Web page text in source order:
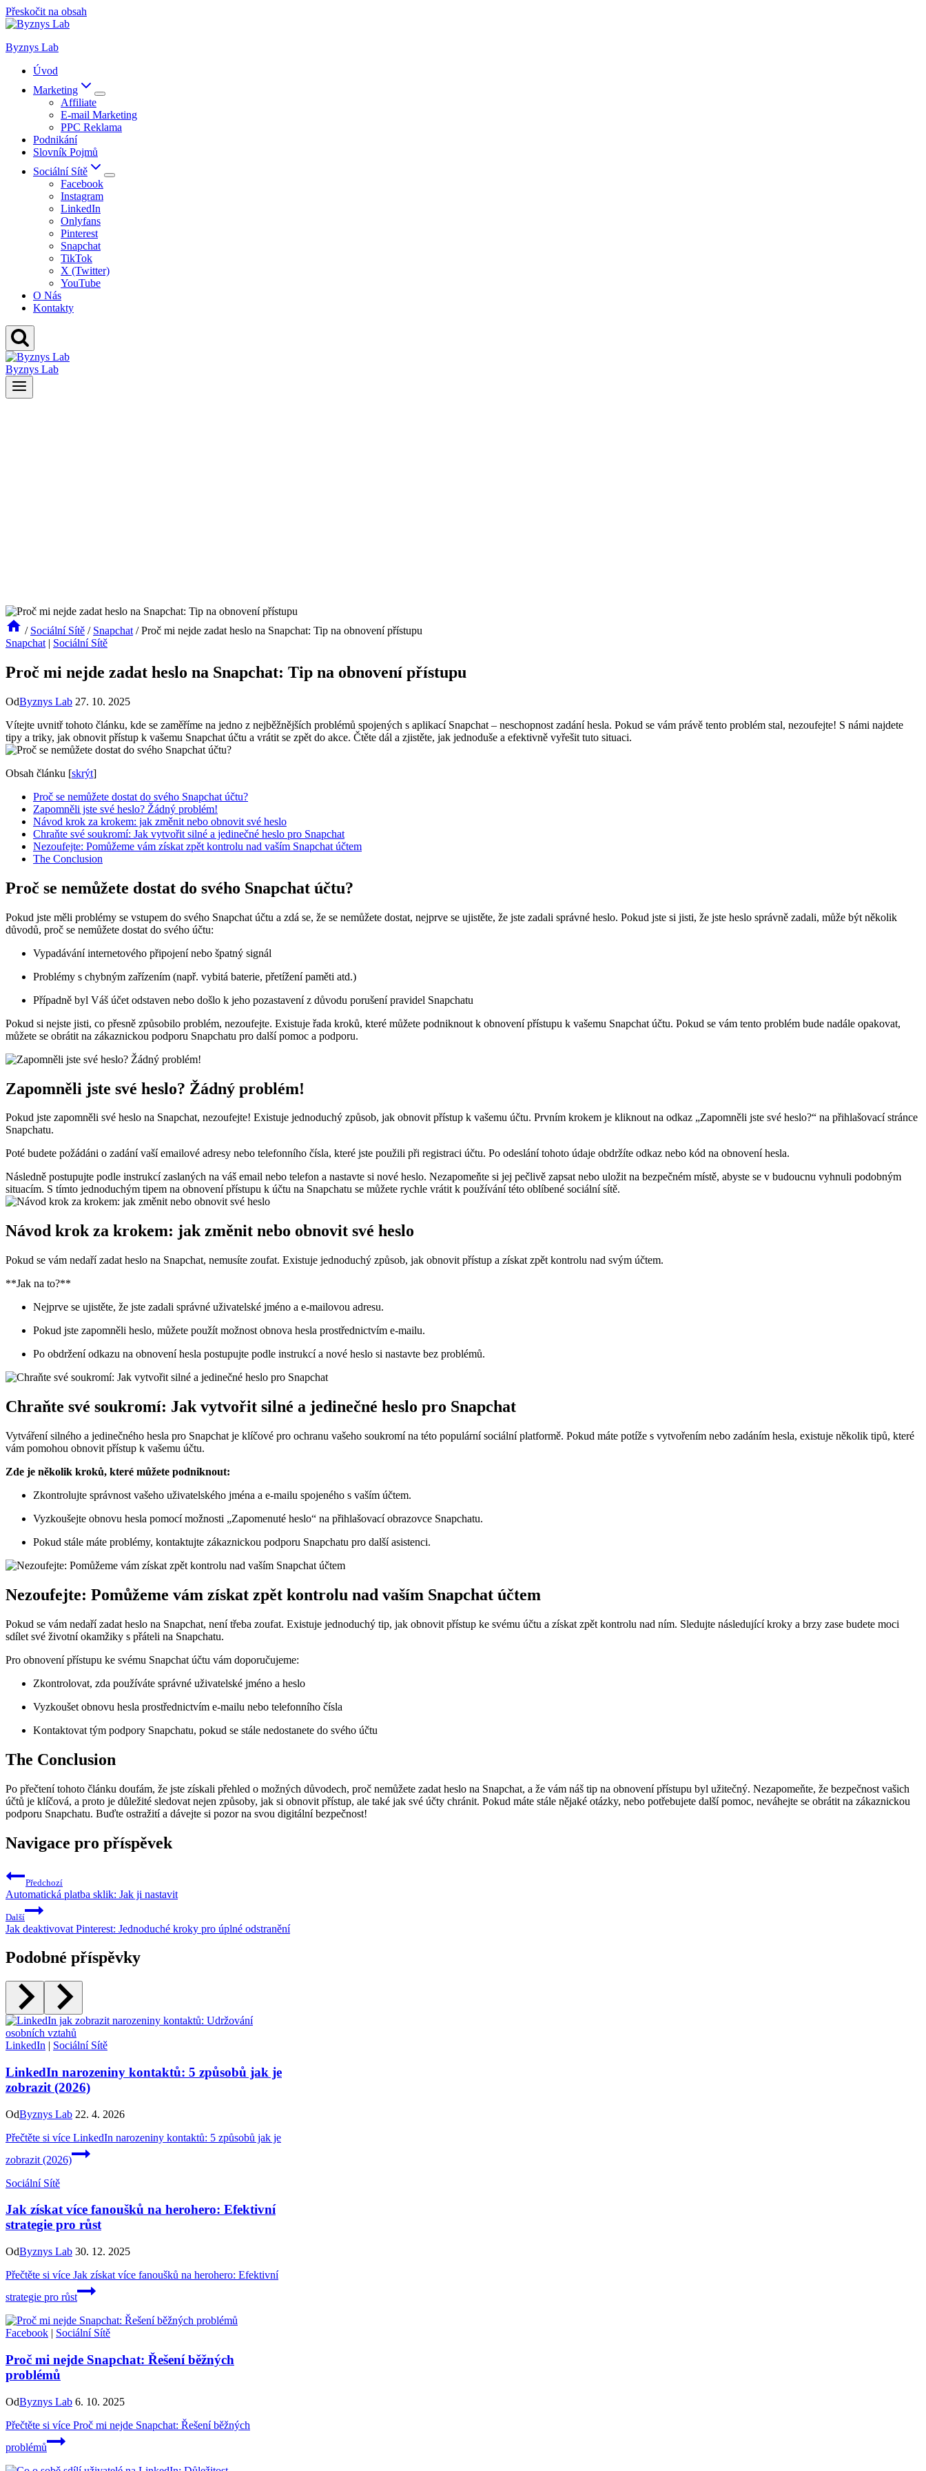
Přeskočit na obsah
Byznys Lab
Úvod
Marketing
Affiliate
E-mail Marketing
PPC Reklama
Podnikání
Slovník Pojmů
Sociální Sítě
Facebook
Instagram
LinkedIn
Onlyfans
Pinterest
Snapchat
TikTok
X (Twitter)
YouTube
O Nás
Kontakty
Byznys Lab
/ Sociální Sítě / Snapchat / Proč mi nejde zadat heslo na Snapchat: Tip na obnovení přístupu
Snapchat | Sociální Sítě
Proč mi nejde zadat heslo na Snapchat: Tip na obnovení přístupu
OdByznys Lab 27. 10. 2025
Vítejte uvnitř tohoto článku, kde se zaměříme na jedno z nejběžnějších problémů spojených s aplikací Snapchat – neschopnost zadání hesla. Pokud se vám právě tento problém stal, nezoufejte! S námi najdete
tipy a triky, jak obnovit přístup k vašemu Snapchat účtu a vrátit se zpět do akce. Čtěte dál a zjistěte, jak jednoduše a efektivně vyřešit tuto situaci.
Obsah článku [skrýt]
Proč se nemůžete dostat do svého Snapchat účtu?
Zapomněli jste své heslo? Žádný problém!
Návod krok za krokem: jak změnit nebo obnovit své heslo
Chraňte své soukromí: Jak vytvořit silné a jedinečné heslo pro Snapchat
Nezoufejte: Pomůžeme vám získat zpět kontrolu nad vaším Snapchat účtem
The Conclusion
Proč se nemůžete dostat do svého Snapchat účtu?
Pokud jste měli problémy se vstupem do svého Snapchat účtu a zdá se, že se nemůžete dostat, nejprve se ujistěte, že jste zadali správné heslo. Pokud jste si jisti, že jste heslo správně zadali, může být několik
důvodů, proč se nemůžete dostat do svého účtu:
Vypadávání internetového připojení nebo špatný signál
Problémy s chybným zařízením (např. vybitá baterie, přetížení paměti atd.)
Případně byl Váš účet odstaven nebo došlo k jeho pozastavení z důvodu porušení pravidel Snapchatu
Pokud si nejste jisti, co přesně způsobilo problém, nezoufejte. Existuje řada kroků, které můžete podniknout k obnovení přístupu k vašemu Snapchat účtu. Pokud se vám tento problém bude nadále opakovat,
můžete se obrátit na zákaznickou podporu Snapchatu pro další pomoc a podporu.
Zapomněli jste své heslo? Žádný problém!
Pokud jste zapomněli své heslo na Snapchat, nezoufejte! Existuje jednoduchý způsob, jak obnovit přístup k vašemu účtu. Prvním krokem je kliknout na odkaz „Zapomněli jste své heslo?“ na přihlašovací stránce
Snapchatu.
Poté budete požádáni o zadání vaší emailové adresy nebo telefonního čísla, které jste použili při registraci účtu. Po odeslání tohoto údaje obdržíte odkaz nebo kód na obnovení hesla.
Následně postupujte podle instrukcí zaslaných na váš email nebo telefon a nastavte si nové heslo. Nezapomeňte si jej pečlivě zapsat nebo uložit na bezpečném místě, abyste se v budoucnu vyhnuli podobným
situacím. S tímto jednoduchým tipem na obnovení přístupu k účtu na Snapchatu se můžete rychle vrátit k používání této oblíbené sociální sítě.
Návod krok za krokem: jak změnit nebo obnovit své heslo
Pokud se vám nedaří zadat heslo na Snapchat, nemusíte zoufat. Existuje jednoduchý způsob, jak obnovit přístup a získat zpět kontrolu nad svým účtem.
**Jak na to?**
Nejprve se ujistěte, že jste zadali správné uživatelské jméno a e-mailovou adresu.
Pokud jste zapomněli heslo, můžete použít možnost obnova hesla prostřednictvím e-mailu.
Po obdržení odkazu na obnovení hesla postupujte podle instrukcí a nové heslo si nastavte bez problémů.
Chraňte své soukromí: Jak vytvořit silné a jedinečné heslo pro Snapchat
Vytváření silného a jedinečného hesla pro Snapchat je klíčové pro ochranu vašeho soukromí na této populární sociální platformě. Pokud máte potíže s vytvořením nebo zadáním hesla, existuje několik tipů, které
vám pomohou obnovit přístup k vašemu účtu.
Zde je několik kroků, které můžete podniknout:
Zkontrolujte správnost vašeho uživatelského jména a e-mailu spojeného s vaším účtem.
Vyzkoušejte obnovu hesla pomocí možnosti „Zapomenuté heslo“ na přihlašovací obrazovce Snapchatu.
Pokud stále máte problémy, kontaktujte zákaznickou podporu Snapchatu pro další asistenci.
Nezoufejte: Pomůžeme vám získat zpět kontrolu nad vaším Snapchat účtem
Pokud se vám nedaří zadat heslo na Snapchat, není třeba zoufat. Existuje jednoduchý tip, jak obnovit přístup ke svému účtu a získat zpět kontrolu nad ním. Sledujte následující kroky a brzy zase budete moci
sdílet své životní okamžiky s přáteli na Snapchatu.
Pro obnovení přístupu ke svému Snapchat účtu vám doporučujeme:
Zkontrolovat, zda používáte správné uživatelské jméno a heslo
Vyzkoušet obnovu hesla prostřednictvím e-mailu nebo telefonního čísla
Kontaktovat tým podpory Snapchatu, pokud se stále nedostanete do svého účtu
The Conclusion
Po přečtení tohoto článku doufám, že jste získali přehled o možných důvodech, proč nemůžete zadat heslo na Snapchat, a že vám náš tip na obnovení přístupu byl užitečný. Nezapomeňte, že bezpečnost vašich
účtů je klíčová, a proto je důležité sledovat nejen způsoby, jak si obnovit přístup, ale také jak své účty chránit. Pokud máte stále nějaké otázky, nebo potřebujete další pomoc, neváhejte se obrátit na zákaznickou
podporu Snapchatu. Buďte ostražití a dávejte si pozor na svou digitální bezpečnost!
Navigace pro příspěvek
Předchozí
Automatická platba sklik: Jak ji nastavit
Další
Jak deaktivovat Pinterest: Jednoduché kroky pro úplné odstranění
Podobné příspěvky
LinkedIn | Sociální Sítě
LinkedIn narozeniny kontaktů: 5 způsobů jak je
zobrazit (2026)
OdByznys Lab 22. 4. 2026
Přečtěte si více LinkedIn narozeniny kontaktů: 5 způsobů jak je
zobrazit (2026)
Sociální Sítě
Jak získat více fanoušků na herohero: Efektivní
strategie pro růst
OdByznys Lab 30. 12. 2025
Přečtěte si více Jak získat více fanoušků na herohero: Efektivní
strategie pro růst
Facebook | Sociální Sítě
Proč mi nejde Snapchat: Řešení běžných
problémů
OdByznys Lab 6. 10. 2025
Přečtěte si více Proč mi nejde Snapchat: Řešení běžných
problémů